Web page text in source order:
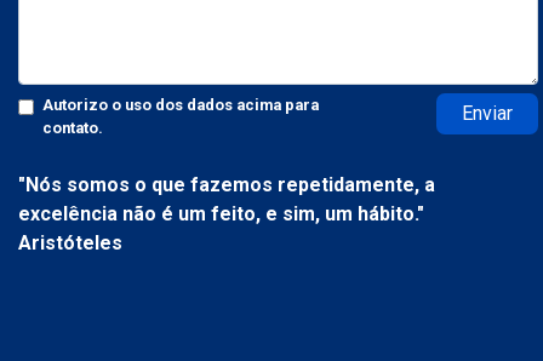
Autorizo o uso dos dados acima para
contato.
Enviar
"Nós somos o que fazemos repetidamente, a
excelência não é um feito, e sim, um hábito."
Aristóteles